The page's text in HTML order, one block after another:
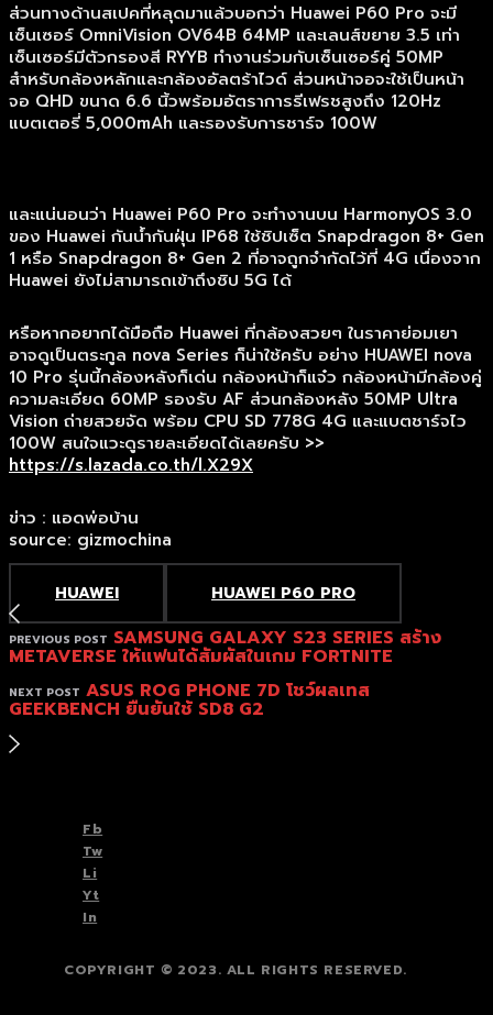
ส่วนทางด้านสเปคที่หลุดมาแล้วบอกว่า Huawei P60 Pro จะมี
เซ็นเซอร์ OmniVision OV64B 64MP และเลนส์ขยาย 3.5 เท่า
เซ็นเซอร์มีตัวกรองสี RYYB ทำงานร่วมกับเซ็นเซอร์คู่ 50MP
สำหรับกล้องหลักและกล้องอัลตร้าไวด์ ส่วนหน้าจอจะใช้เป็นหน้า
จอ QHD ขนาด 6.6 นิ้วพร้อมอัตราการรีเฟรชสูงถึง 120Hz
แบตเตอรี่ 5,000mAh และรองรับการชาร์จ 100W
และแน่นอนว่า Huawei P60 Pro จะทำงานบน HarmonyOS 3.0
ของ Huawei กันน้ำกันฝุ่น IP68 ใช้ชิปเซ็ต Snapdragon 8+ Gen
1 หรือ Snapdragon 8+ Gen 2 ที่อาจถูกจำกัดไว้ที่ 4G เนื่องจาก
Huawei ยังไม่สามารถเข้าถึงชิป 5G ได้
หรือหากอยากได้มือถือ Huawei ที่กล้องสวยๆ ในราคาย่อมเยา
อาจดูเป็นตระกูล nova Series ก็น่าใช้ครับ อย่าง HUAWEI nova
10 Pro รุ่นนี้กล้องหลังก็เด่น กล้องหน้าก็แจ๋ว กล้องหน้ามีกล้องคู่
ความละเอียด 60MP รองรับ AF ส่วนกล้องหลัง 50MP Ultra
Vision ถ่ายสวยจัด พร้อม CPU SD 778G 4G และแบตชาร์จไว
100W สนใจแวะดูรายละเอียดได้เลยครับ >>
https://s.lazada.co.th/l.X29X
ข่าว : แอดพ่อบ้าน
source: gizmochina
HUAWEI HUAWEI P60 PRO
PREVIOUS POST SAMSUNG GALAXY S23 SERIES สร้าง
METAVERSE ให้แฟนได้สัมผัสในเกม FORTNITE
NEXT POST ASUS ROG PHONE 7D โชว์ผลเทส
GEEKBENCH ยืนยันใช้ SD8 G2
Fb
Tw
Li
Yt
In
COPYRIGHT © 2023. ALL RIGHTS RESERVED.